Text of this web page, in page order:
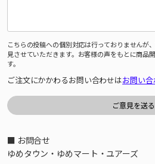
こちらの投稿への個別対応は行っておりませんが
見させていただきます。お客様の声をもとに商品
す。
ご注文にかかわるお問い合わせはお問い
■ お問合せ
ゆめタウン・ゆめマート・ユアーズ